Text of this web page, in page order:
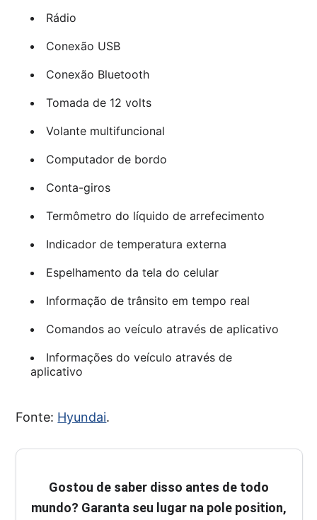
Rádio
Conexão USB
Conexão Bluetooth
Tomada de 12 volts
Volante multifuncional
Computador de bordo
Conta-giros
Termômetro do líquido de arrefecimento
Indicador de temperatura externa
Espelhamento da tela do celular
Informação de trânsito em tempo real
Comandos ao veículo através de aplicativo
Informações do veículo através de
aplicativo
Fonte: Hyundai.
Gostou de saber disso antes de todo
mundo? Garanta seu lugar na pole position,